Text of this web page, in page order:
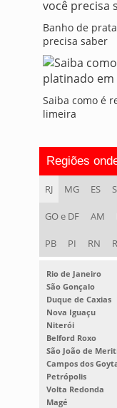
Banho de
precisa saber
Saiba como é
limeira
Regiões
RJ MG ES
GO e DF AM
PB PI RN
Rio de Janeiro
São Gonçalo
Duque de Caxias
Nova Iguaçu
Niterói
Belford Roxo
São João de
Campos dos
Petrópolis
Volta Redonda
Magé